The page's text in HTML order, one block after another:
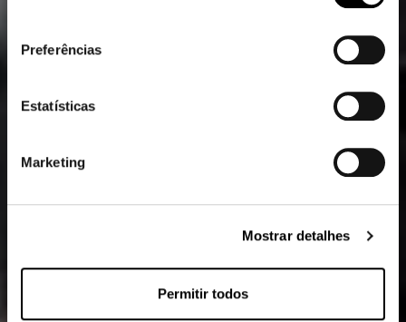
Preferências
Estatísticas
Marketing
Mostrar detalhes
Permitir todos